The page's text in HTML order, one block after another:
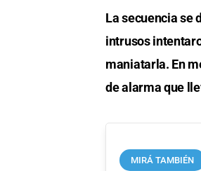
La secuencia se
intrusos
maniatarla. En
de alarma que
MIRÁ TAMBIÉN